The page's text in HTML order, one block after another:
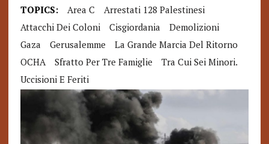
TOPICS: Area C
Arrestati 128 Palestinesi
Attacchi Dei Coloni
Cisgiordania
Demolizioni
Gaza
Gerusalemme
La Grande Marcia Del Ritorno
OCHA
Sfratto Per Tre Famiglie
Tra Cui Sei Minori.
Uccisioni E Feriti